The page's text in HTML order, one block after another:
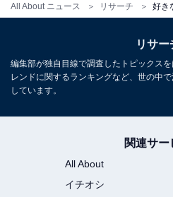
All About ニュース リサーチ
リサー
編集部が独自目線で調査したトピックス
レンドに関するランキングなど、世の中
しています。
関連サー
All About
イチオシ